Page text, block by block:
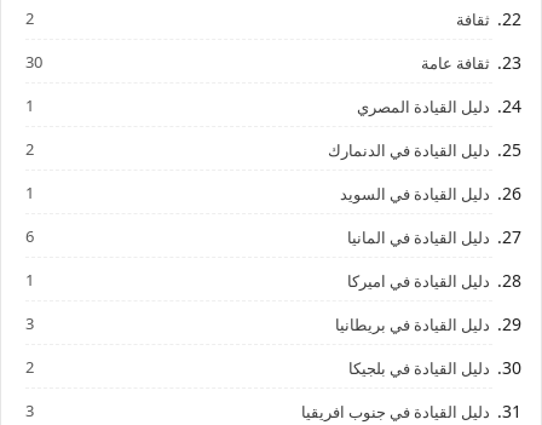
ثقافة 2
ثقافة عامة 30
دليل القيادة المصري 1
دليل القيادة في الدنمارك 2
دليل القيادة في السويد 1
دليل القيادة في المانيا 6
دليل القيادة في اميركا 1
دليل القيادة في بريطانيا 3
دليل القيادة في بلجيكا 2
دليل القيادة في جنوب افريقيا 3